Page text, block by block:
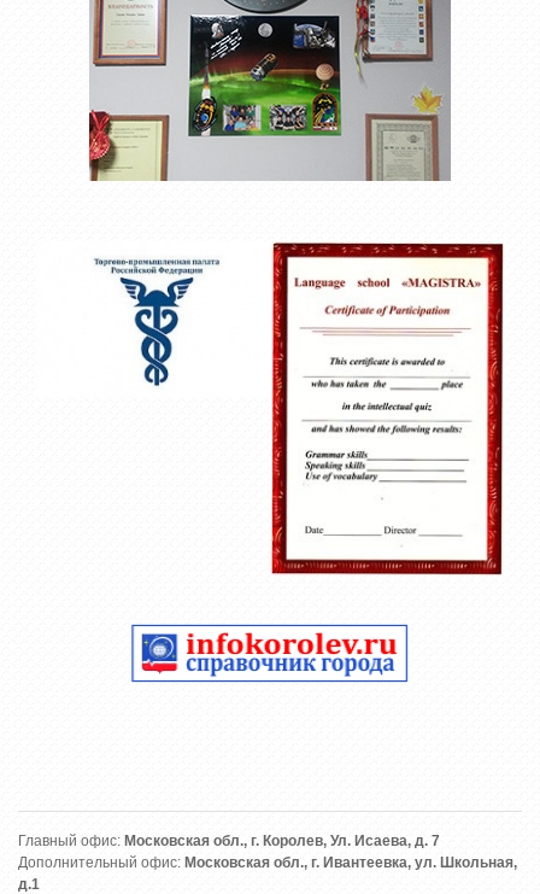
Главный офис: Московская обл., г. Королев, Ул. Исаева, д. 7
Дополнительный офис: Московская обл., г. Ивантеевка, ул. Школьная,
д.1